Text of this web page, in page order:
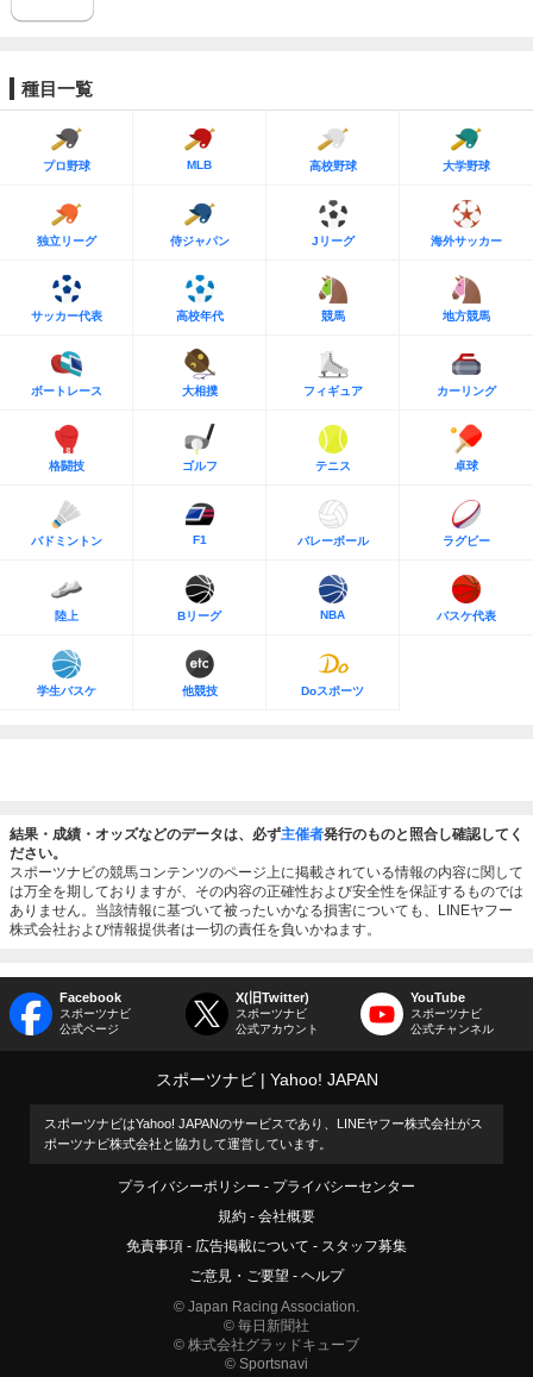
種目一覧
プロ野球 MLB 高校野球 大学野球
独立リーグ 侍ジャパン Jリーグ 海外サッカー
サッカー代表 高校年代 競馬 地方競馬
ボートレース 大相撲 フィギュア カーリング
格闘技 ゴルフ テニス 卓球
バドミントン F1 バレーボール ラグビー
陸上 Bリーグ NBA バスケ代表
学生バスケ 他競技 Doスポーツ
結果・成績・オッズなどのデータは、必ず主催者発行のものと照合し確認してく
ださい。
スポーツナビの競馬コンテンツのページ上に掲載されている情報の内容に関して
は万全を期しておりますが、その内容の正確性および安全性を保証するものでは
ありません。当該情報に基づいて被ったいかなる損害についても、LINEヤフー
株式会社および情報提供者は一切の責任を負いかねます。
Facebook
スポーツナビ
公式ページ
X(旧Twitter)
スポーツナビ
公式アカウント
YouTube
スポーツナビ
公式チャンネル
スポーツナビ Yahoo! JAPAN
スポーツナビはYahoo! JAPANのサービスであり、LINEヤフー株式会社がス
ポーツナビ株式会社と協力して運営しています。
プライバシーポリシー
プライバシーセンター
規約
会社概要
免責事項
広告掲載について
スタッフ募集
ご意見・ご要望
ヘルプ
© Japan Racing Association.
© 毎日新聞社
© 株式会社グラッドキューブ
© Sportsnavi